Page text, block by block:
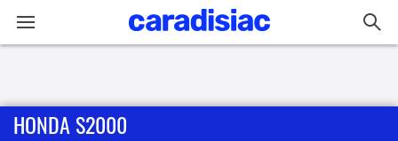
Accueil
HONDA S2000